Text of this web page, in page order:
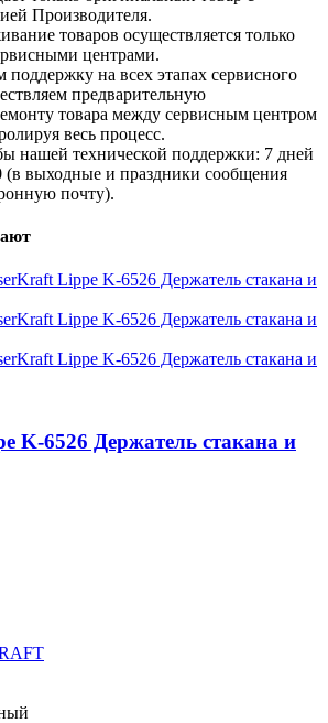
Производителя.
товаров осуществляется только
центрами.
на всех этапах сервисного
предварительную
товара между сервисным центром
весь процесс.
нашей технической поддержки: 7 дней
(в выходные и праздники сообщения
почту).
K-6526 Держатель стакана и